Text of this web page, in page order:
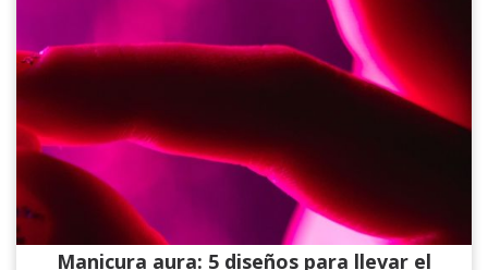
Manicura aura: 5 diseños para llevar el